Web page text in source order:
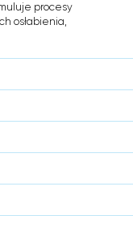
procesy
osłabienia,